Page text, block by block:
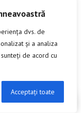
dvs. de
și a analiza
sunteți de acord cu
Acceptați toate